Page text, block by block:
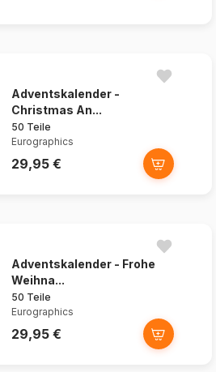
Adventskalender -
Christmas An...
50 Teile
Eurographics
29,95 €
Adventskalender - Frohe
Weihna...
50 Teile
Eurographics
29,95 €